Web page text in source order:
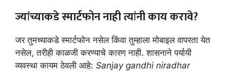
ज्यांच्याकडे स्मार्टफोन नाही त्यांनी काय करावे?
जर तुमच्याकडे स्मार्टफोन नसेल किंवा तुम्हाला मोबाइल वापरता येत
नसेल, तरीही काळजी करण्याचे कारण नाही. शासनाने पर्यायी
व्यवस्था कायम ठेवली आहे: Sanjay gandhi niradhar